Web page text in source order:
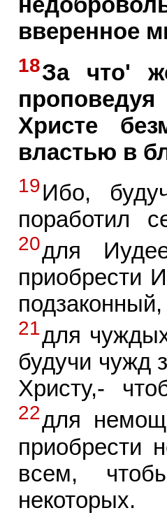
вверенное
18За что'
Христе
властью в
19Ибо,
поработил
20для
приобрести
21для
будучи чужд
Христу,-
22для
приобрести
всем,
некоторых.